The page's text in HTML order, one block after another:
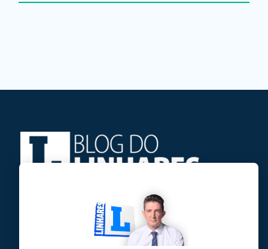
Jose Linhares Jr é maranhense.
Formado em Jornalismo, estudou filosofia
e tem pós-graduações em ciência política